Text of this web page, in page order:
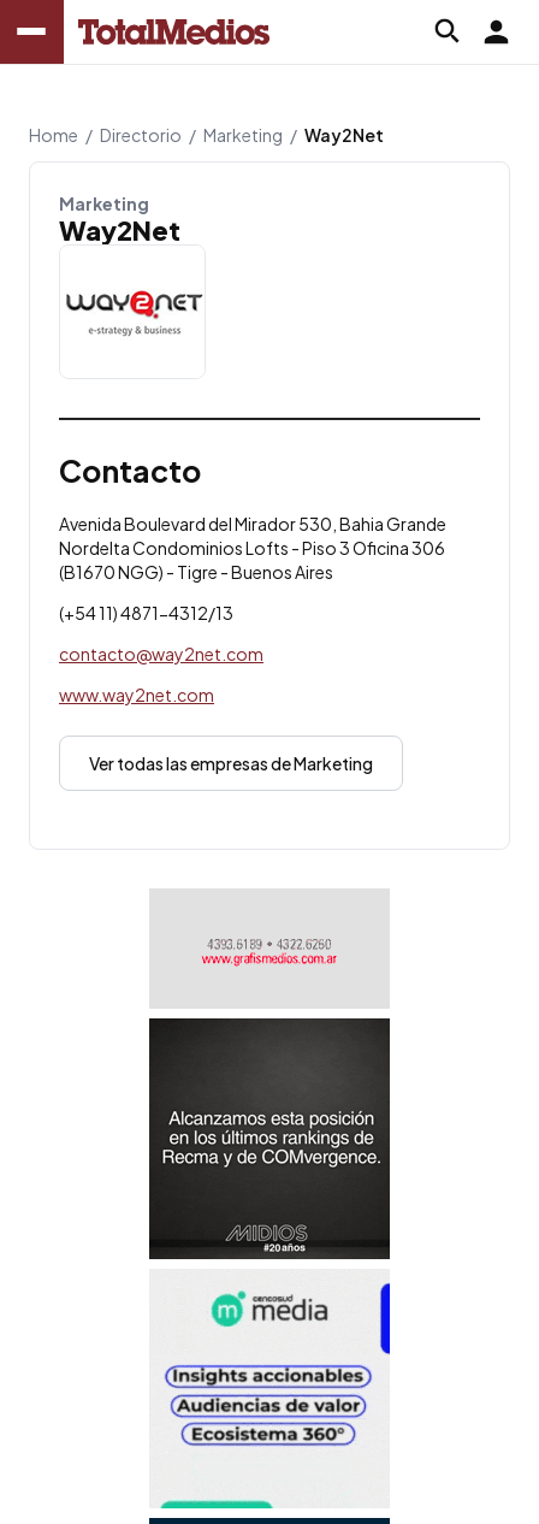
Home / Directorio / Marketing / Way2Net
Marketing
Way2Net
Contacto
Avenida Boulevard del Mirador 530, Bahia Grande
Nordelta Condominios Lofts - Piso 3 Oficina 306
(B1670 NGG) - Tigre - Buenos Aires
(+54 11) 4871-4312/13
contacto@way2net.com
www.way2net.com
Ver todas las empresas de Marketing